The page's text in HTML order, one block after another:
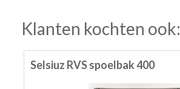
Klanten kochten ook:
Selsiuz RVS spoelbak 400